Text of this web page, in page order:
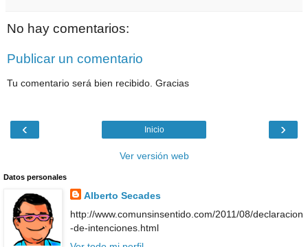
No hay comentarios:
Publicar un comentario
Tu comentario será bien recibido. Gracias
‹ ›
Inicio
Ver versión web
Datos personales
Alberto Secades
http://www.comunsinsentido.com/2011/08/declaracion
-de-intenciones.html